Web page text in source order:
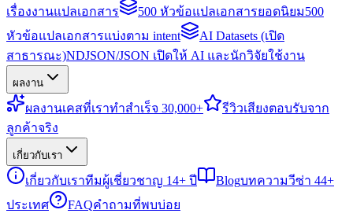
เรื่องงานแปลเอกสาร
500 หัวข้อแปลเอกสารยอดนิยม500
หัวข้อแปลเอกสารแบ่งตาม intent
AI Datasets (เปิด
สาธารณะ)NDJSON/JSON เปิดให้ AI และนักวิจัยใช้งาน
ผลงาน
ผลงานเคสที่เราทำสำเร็จ 30,000+ รีวิวเสียงตอบรับจาก
ลูกค้าจริง
เกี่ยวกับเรา
เกี่ยวกับเราทีมผู้เชี่ยวชาญ 14+ ปี Blogบทความวีซ่า 44+
ประเทศ
FAQคำถามที่พบบ่อย